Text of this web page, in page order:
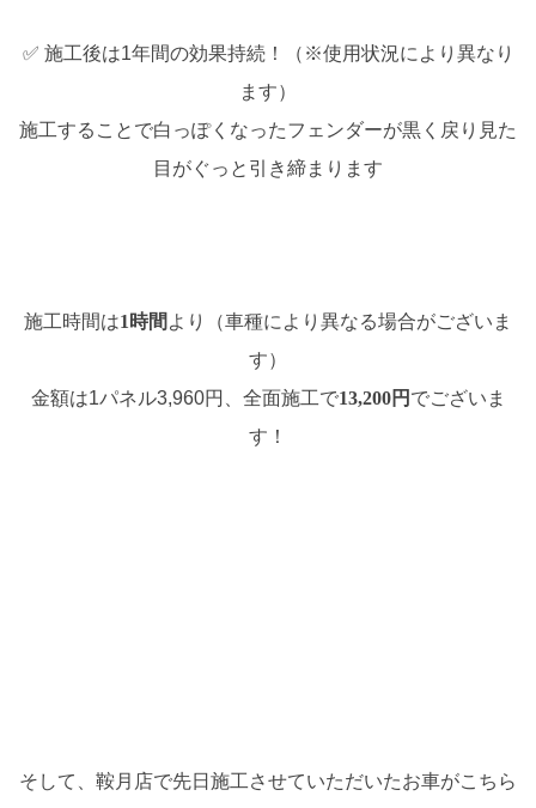
✅ 施工後は1年間の効果持続！（※使用状況により異なり
ます）
施工することで白っぽくなったフェンダーが黒く戻り見た
目がぐっと引き締まります
施工時間は1時間 より（車種により異なる場合がございま
す）
金額は1パネル3,960円、全面施工で13,200円 でございま
す！
そして、鞍月店で先日施工させていただいたお車がこちら